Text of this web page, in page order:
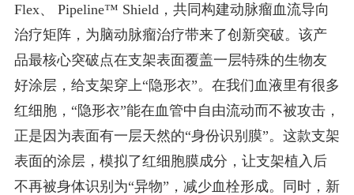
Flex、 Pipeline™ Shield，共同构建动脉瘤血流导向
治疗矩阵，为脑动脉瘤治疗带来了创新突破。该产
品最核心突破点在支架表面覆盖一层特殊的生物友
好涂层，给支架穿上“隐形衣”。在我们血液里有很多
红细胞，“隐形衣”能在血管中自由流动而不被攻击，
正是因为表面有一层天然的“身份识别膜”。这款支架
表面的涂层，模拟了红细胞膜成分，让支架植入后
不再被身体识别为“异物”，减少血栓形成。同时，新